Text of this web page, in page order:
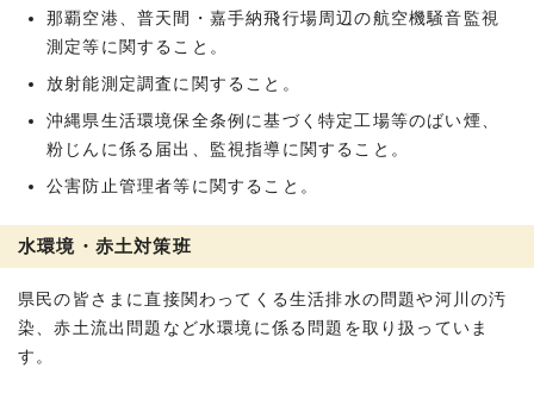
那覇空港、普天間・嘉手納飛行場周辺の航空機騒音監視
測定等に関すること。
放射能測定調査に関すること。
沖縄県生活環境保全条例に基づく特定工場等のばい煙、
粉じんに係る届出、監視指導に関すること。
公害防止管理者等に関すること。
水環境・赤土対策班
県民の皆さまに直接関わってくる生活排水の問題や河川の汚
染、赤土流出問題など水環境に係る問題を取り扱っていま
す。